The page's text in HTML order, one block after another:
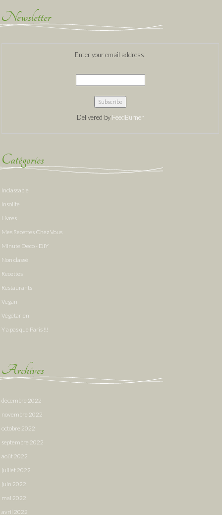
Newsletter
Enter your email address:
Delivered by FeedBurner
Catégories
Inclassable
Insolite
Livres
Mes Recettes Chez Vous
Minute Deco - DIY
Non classé
Recettes
Restaurants
Vegan
Végétarien
Y a pas que Paris !!!
Archives
décembre 2022
novembre 2022
octobre 2022
septembre 2022
août 2022
juillet 2022
juin 2022
mai 2022
avril 2022